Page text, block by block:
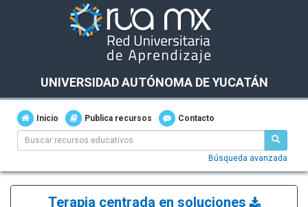
UNIVERSIDAD AUTÓNOMA DE YUCATÁN
Inicio Publica recursos Contacto
Búsqueda avanzada
Terapia centrada en soluciones